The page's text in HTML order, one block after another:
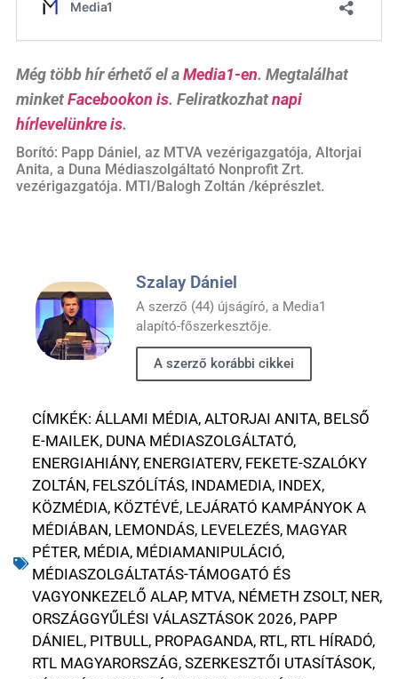
Még több hír érhető el aMedia1-en. Megtalálhat
minketFacebookon is. Feliratkozhatnapi
hírlevelünkre is.
Borító: Papp Dániel, az MTVA vezérigazgatója, Altorjai
Anita, a Duna Médiaszolgáltató Nonprofit Zrt.
vezérigazgatója. MTI/Balogh Zoltán /képrészlet.
Szalay Dániel
A szerző (44) újságíró, a Media1
alapító-főszerkesztője.
A szerző korábbi cikkei
CÍMKÉK: ÁLLAMI MÉDIA, ALTORJAI ANITA, BELSŐ
E-MAILEK, DUNA MÉDIASZOLGÁLTATÓ,
ENERGIAHIÁNY, ENERGIATERV, FEKETE-SZALÓKY
ZOLTÁN, FELSZÓLÍTÁS, INDAMEDIA, INDEX,
KÖZMÉDIA, KÖZTÉVÉ, LEJÁRATÓ KAMPÁNYOK A
MÉDIÁBAN, LEMONDÁS, LEVELEZÉS, MAGYAR
PÉTER, MÉDIA, MÉDIAMANIPULÁCIÓ,
MÉDIASZOLGÁLTATÁS-TÁMOGATÓ ÉS
VAGYONKEZELŐ ALAP, MTVA, NÉMETH ZSOLT, NER,
ORSZÁGGYŰLÉSI VÁLASZTÁSOK 2026, PAPP
DÁNIEL, PITBULL, PROPAGANDA, RTL, RTL HÍRADÓ,
RTL MAGYARORSZÁG, SZERKESZTŐI UTASÍTÁSOK,